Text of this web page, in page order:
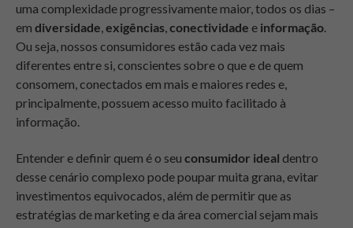
uma complexidade progressivamente maior, todos os dias –
em diversidade,exigências,conectividade e informação.
Ou seja, nossos consumidores estão cada vez mais
diferentes entre si, conscientes sobre o que e de quem
consomem, conectados em mais e maiores redes e,
principalmente, possuem acesso muito facilitado à
informação.
Entender e definir quem é o seu consumidor ideal dentro
desse cenário complexo pode poupar muita grana, evitar
investimentos equivocados, além de permitir que as
estratégias de marketing e da área comercial sejam mais